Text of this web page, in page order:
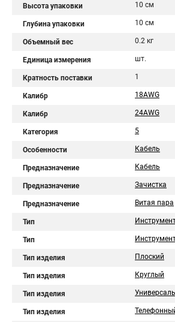
Высота упаковки 10 см
Глубина упаковки 10 см
Объемный вес 0.2 кг
Единица измерения шт.
Кратность поставки 1
Калибр 18AWG
Калибр 24AWG
Категория 5
Особенности Кабель
Предназначение Кабель
Предназначение Зачистка
Предназначение Витая пара
Тип
Тип
Тип изделия Плоский
Тип изделия Круглый
Тип изделия
Тип изделия